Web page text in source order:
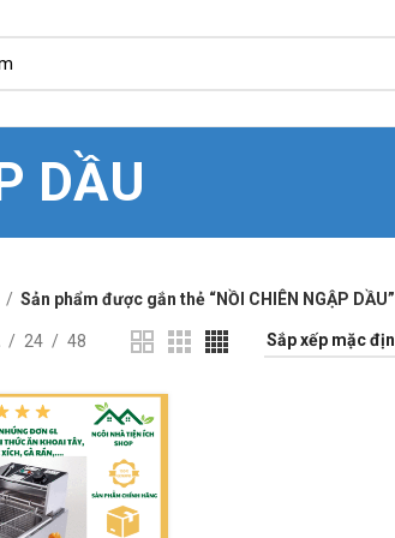
DẦU
Sản phẩm được gắn thẻ “NỒI CHIÊN NGẬP DẦU”
24 48